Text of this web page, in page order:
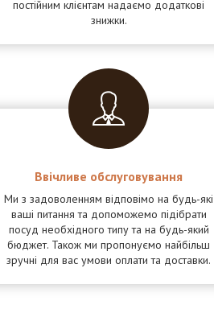
постійним клієнтам надаємо додаткові
знижки.
Ввічливе обслуговування
Ми з задоволенням відповімо на будь-які
ваші питання та допоможемо підібрати
посуд необхідного типу та на будь-який
бюджет. Також ми пропонуємо найбільш
зручні для вас умови оплати та доставки.